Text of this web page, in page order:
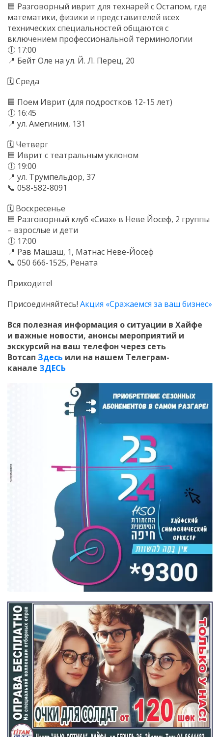
🟦 Разговорный иврит для технарей с Остапом, где
математики, физики и представителей всех
технических специальностей общаются с
включением профессиональной терминологии
🕕 17:00
📍 Бейт Оле на ул. Й. Л. Перец, 20
🗓 Среда
🟦 Поем Иврит (для подростков 12-15 лет)
🕕 16:45
📍 ул. Амегиним, 131
🗓 Четверг
🟦 Иврит с театральным уклоном
🕕 19:00
📍 ул. Трумпельдор, 37
📞 058-582-8091
🗓 Воскресенье
🟦 Разговорный клуб «Сиах» в Неве Йосеф, 2 группы
– взрослые и дети
🕕 17:00
📍 Рав Машаш, 1, Матнас Неве-Йосеф
📞 050 666-1525, Рената
Приходите!
Присоединяйтесь! Акция «Сражаемся за ваш бизнес»
Вся полезная информация о ситуации в Хайфе
и важные новости, анонсы мероприятий и
экскурсий на ваш телефон через сеть
Вотсап Здесь или на нашем Телеграм-
канале ЗДЕСЬ